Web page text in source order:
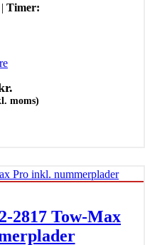
Timer:
moms)
2817 Tow-Max